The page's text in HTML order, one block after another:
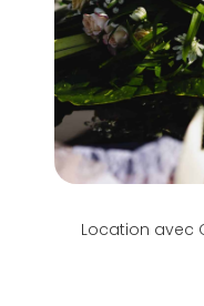
Location avec